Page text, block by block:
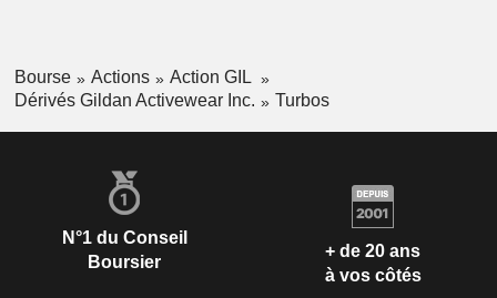
Bourse Actions
Action GIL
Dérivés Gildan Activewear Inc.
Turbos
N°1 du Conseil
Boursier
+ de 20 ans
à vos côtés